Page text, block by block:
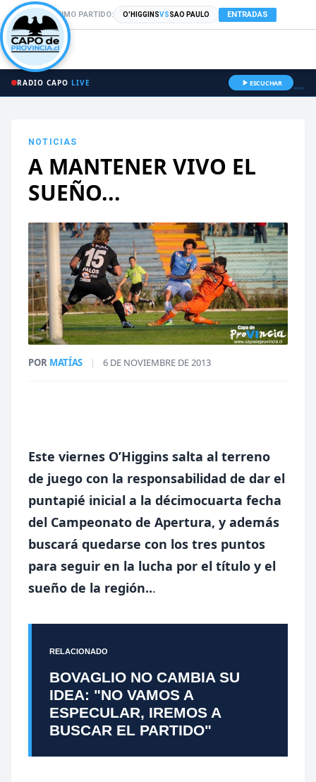
PRÓXIMO PARTIDO: O'HIGGINSVSSAO PAULO ENTRADAS
RADIO CAPO LIVE ESCUCHAR
NOTICIAS
A MANTENER VIVO EL
SUEÑO...
POR MATÍAS | 6 DE NOVIEMBRE DE 2013
Este viernes O’Higgins salta al terreno
de juego con la responsabilidad de dar el
puntapié inicial a la décimocuarta fecha
del Campeonato de Apertura, y además
buscará quedarse con los tres puntos
para seguir en la lucha por el título y el
sueño de la región...
RELACIONADO
BOVAGLIO NO CAMBIA SU
IDEA: "NO VAMOS A
ESPECULAR, IREMOS A
BUSCAR EL PARTIDO"